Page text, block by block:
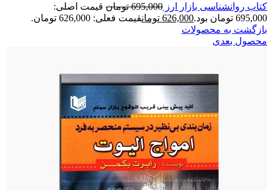
کتاب روانشناسی بازار ارز 695,000 تومان قیمت اصلی:
695,000 تومان بود.
626,000 تومانقیمت فعلی: 626,000 تومان.
بازگشت به محصولات
محصول بعدی